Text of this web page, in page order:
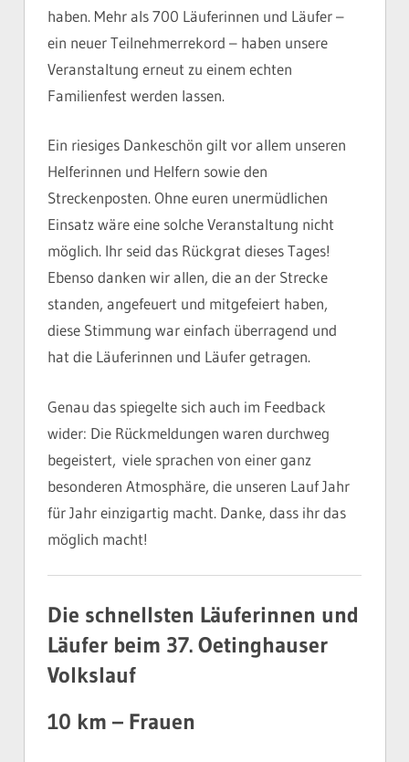
haben. Mehr als 700 Läuferinnen und Läufer –
ein neuer Teilnehmerrekord – haben unsere
Veranstaltung erneut zu einem echten
Familienfest werden lassen.
Ein riesiges Dankeschön gilt vor allem unseren
Helferinnen und Helfern sowie den
Streckenposten. Ohne euren unermüdlichen
Einsatz wäre eine solche Veranstaltung nicht
möglich. Ihr seid das Rückgrat dieses Tages!
Ebenso danken wir allen, die an der Strecke
standen, angefeuert und mitgefeiert haben,
diese Stimmung war einfach überragend und
hat die Läuferinnen und Läufer getragen.
Genau das spiegelte sich auch im Feedback
wider: Die Rückmeldungen waren durchweg
begeistert, viele sprachen von einer ganz
besonderen Atmosphäre, die unseren Lauf Jahr
für Jahr einzigartig macht. Danke, dass ihr das
möglich macht!
Die schnellsten Läuferinnen und
Läufer beim 37. Oetinghauser
Volkslauf
10 km – Frauen